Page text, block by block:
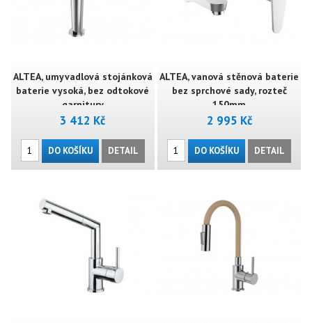
ALTEA, umyvadlová stojánková
baterie vysoká, bez odtokové
garnitury
3 412 Kč
DO KOŠÍKU DETAIL
ALTEA, vanová stěnová baterie
bez sprchové sady, rozteč
150mm
2 995 Kč
DO KOŠÍKU DETAIL